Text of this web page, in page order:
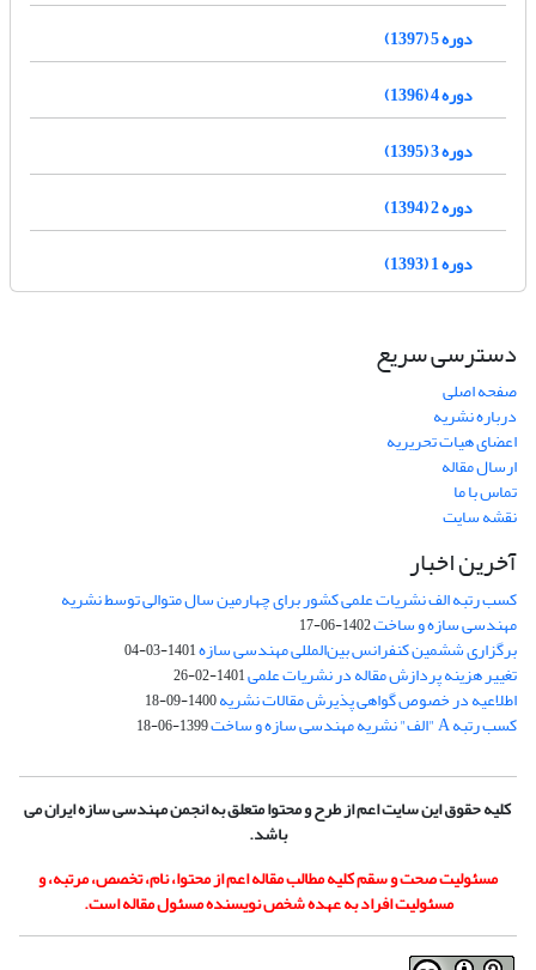
دوره 5 (1397)
دوره 4 (1396)
دوره 3 (1395)
دوره 2 (1394)
دوره 1 (1393)
دسترسی سریع
صفحه اصلی
درباره نشریه
اعضای هیات تحریریه
ارسال مقاله
تماس با ما
نقشه سایت
آخرین اخبار
کسب رتبه الف نشریات علمی کشور برای چهارمین سال متوالی توسط نشریه
مهندسی سازه و ساخت1402-06-17
برگزاری ششمین کنفرانس بین‌المللی مهندسی سازه1401-03-04
تغییر هزینه پردازش مقاله در نشریات علمی1401-02-26
اطلاعیه در خصوص گواهی پذیرش مقالات نشریه1400-09-18
کسب رتبه A "الف" نشریه مهندسی سازه و ساخت 1399-06-18
کلیه حقوق این سایت اعم از طرح و محتوا متعلق به انجمن مهندسی سازه ایران می
باشد.
مسئولیت صحت و سقم کلیه مطالب مقاله اعم از محتوا، نام، تخصص، مرتبه، و
مسئولیت افراد به عهده شخص نویسنده مسئول مقاله است.